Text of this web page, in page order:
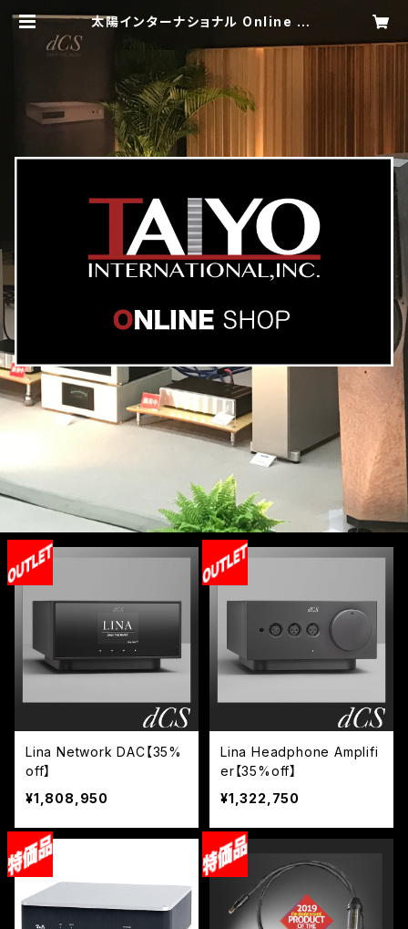
太陽インターナショナル Online Sh
Lina Network DAC【35%
off】
¥1,808,950
Lina Headphone Amplifi
er【35%off】
¥1,322,750